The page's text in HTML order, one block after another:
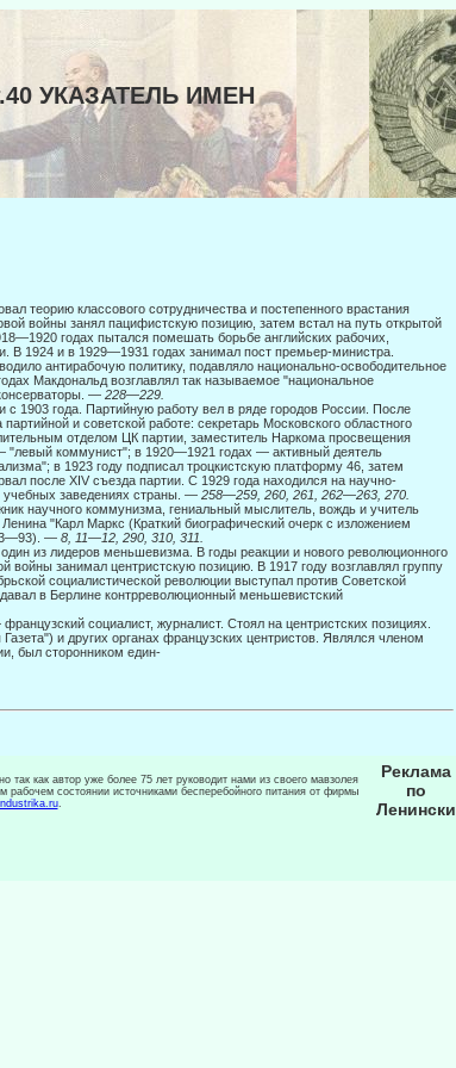
УКАЗАТЕЛЬ ИМЕН
теорию классового сотрудничества и постепенного врастания
войны занял пацифистскую позицию, за­тем встал на путь открытой
годах пытался помешать борьбе английских рабочих,
В 1924 и в 1929—1931 годах занимал пост премьер-министра.
антирабочую политику, подавляло национально-освободительное
Макдональд возглавлял так называемое "национальное
— 228—229.
1903 года. Партийную работу вел в ряде городов России. После
и советской работе: секретарь Московского областного
отделом ЦК партии, заместитель Наркома просвещения
"левый комму­нист"; в 1920—1921 годах — активный деятель
в 1923 году подписал троцкистскую платформу 46, затем
после XIV съезда партии. С 1929 года находился на научно-
учебных заведениях страны. — 258—259, 260, 261, 262—263, 270.
научного коммунизма, гениальный мыслитель, вождь и учитель
"Карл Маркс (Краткий биогра­фический очерк с изложением
— 8, 11—12, 290, 310, 311.
из лидеров меньшевизма. В годы реакции и но­вого революционного
занимал центристскую позицию. В 1917 году возглавлял группу
социа­листической революции выступал против Советской
в Берлине контрреволюционный меньшевистский
социалист, журналист. Стоял на цен­тристских позициях.
и других органах фран­цузских центристов. Являлся членом
был сторонни­ком един-
так как автор уже более 75 лет руководит нами из своего мавзолея
рабочем состоянии источниками бесперебойного питания от фирмы
.
Реклама
по
Ленински